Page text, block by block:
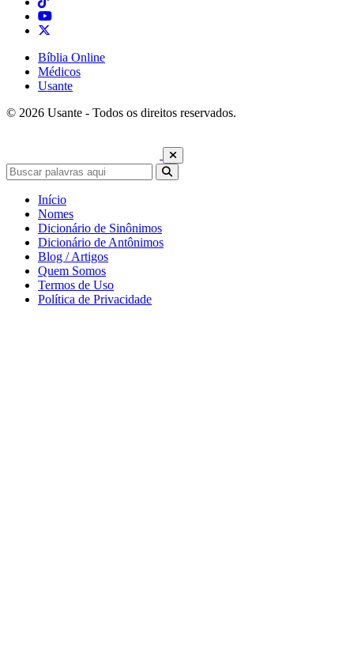
Bíblia Online
Médicos
Usante
© 2026 Usante - Todos os direitos reservados.
Início
Nomes
Dicionário de Sinônimos
Dicionário de Antônimos
Blog / Artigos
Quem Somos
Termos de Uso
Política de Privacidade